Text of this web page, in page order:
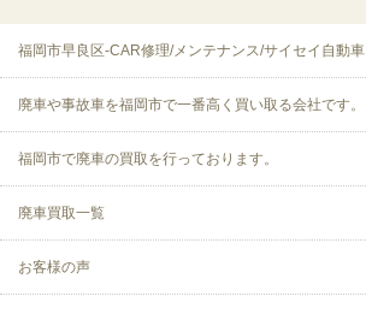
福岡市早良区-CAR修理/メンテナンス/サイセイ自動車
廃車や事故車を福岡市で一番高く買い取る会社です。
福岡市で廃車の買取を行っております。
廃車買取一覧
お客様の声